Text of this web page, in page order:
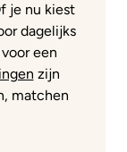
je nu kiest
dagelijks
een
zijn
matchen